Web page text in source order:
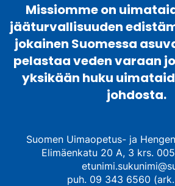
Missiomme on
jääturvallisuuden
jokainen Suomessa
pelastaa veden varaan
yksikään huku
johdosta.
Suomen Uimaopetus- ja
Elimäenkatu 20 A, 3 krs.
puh. 09 343 6560 (ark.